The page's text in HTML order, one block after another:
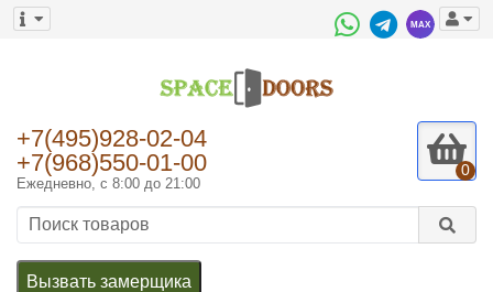
+7(495)928-02-04
+7(968)550-01-00
Ежедневно, с 8:00 до 21:00
0
Вызвать замерщика